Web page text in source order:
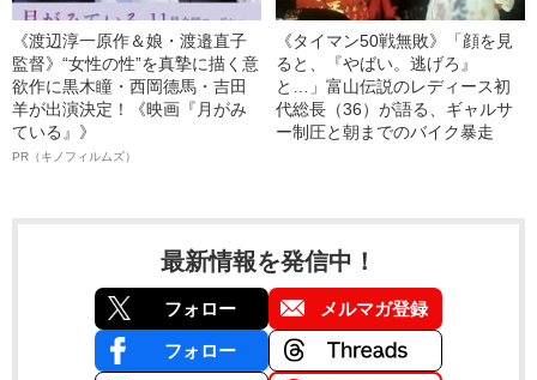
《渡辺淳一原作＆娘・渡邉直子
監督》“女性の性”を真摯に描く意
欲作に黒木瞳・西岡德馬・吉田
羊が出演決定！《映画『月がみ
ている』》
PR（キノフィルムズ）
《タイマン50戦無敗》「顔を見
ると、『やばい。逃げろ』
と…」富山伝説のレディース初
代総長（36）が語る、ギャルサ
ー制圧と朝までのバイク暴走
最新情報を発信中！
フォロー メルマガ登録
フォロー